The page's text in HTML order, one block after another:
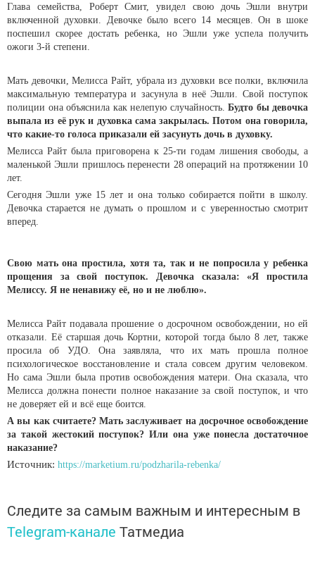
Глава семейства, Роберт Смит, увидел свою дочь Эшли внутри
включенной духовки. Девочке было всего 14 месяцев. Он в шоке
поспешил скорее достать ребенка, но Эшли уже успела получить
ожоги 3-й степени.
Мать девочки, Мелисса Райт, убрала из духовки все полки, включила
максимальную температура и засунула в неё Эшли. Свой поступок
полиции она объяснила как нелепую случайность. Будто бы девочка
выпала из её рук и духовка сама закрылась. Потом она говорила,
что какие-то голоса приказали ей засунуть дочь в духовку.
Мелисса Райт была приговорена к 25-ти годам лишения свободы, а
маленькой Эшли пришлось перенести 28 операций на протяжении 10
лет.
Сегодня Эшли уже 15 лет и она только собирается пойти в школу.
Девочка старается не думать о прошлом и с уверенностью смотрит
вперед.
Свою мать она простила, хотя та, так и не попросила у ребенка
прощения за свой поступок. Девочка сказала: «Я простила
Мелиссу. Я не ненавижу её, но и не люблю».
Мелисса Райт подавала прошение о досрочном освобождении, но ей
отказали. Её старшая дочь Кортни, которой тогда было 8 лет, также
просила об УДО. Она заявляла, что их мать прошла полное
психологическое восстановление и стала совсем другим человеком.
Но сама Эшли была против освобождения матери. Она сказала, что
Мелисса должна понести полное наказание за свой поступок, и что
не доверяет ей и всё еще боится.
А вы как считаете? Мать заслуживает на досрочное освобождение
за такой жестокий поступок? Или она уже понесла достаточное
наказание?
Источник: https://marketium.ru/podzharila-rebenka/
Следите за самым важным и интересным в
Telegram-канале Татмедиа